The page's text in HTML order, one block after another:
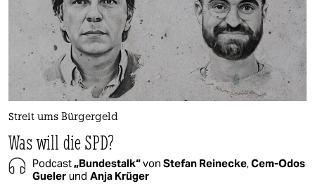
Streit ums Bürgergeld
Was will die SPD?
Podcast„Bundestalk“von Stefan Reinecke,Cem-Odos
Gueler und Anja Krüger